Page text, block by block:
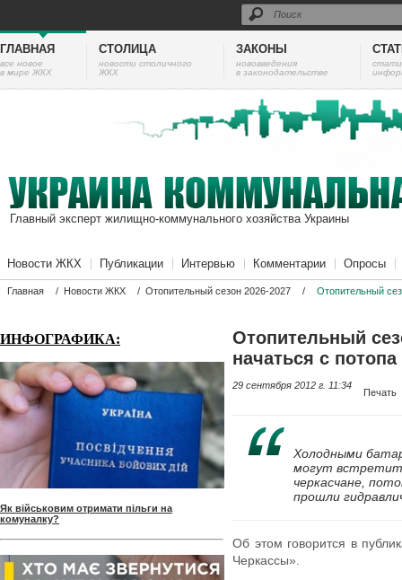
ГЛАВНАЯ
все новое
в мире ЖКХ
СТОЛИЦА
новости столичного
ЖКХ
ЗАКОНЫ
нововведения
в законодательстве
Главный эксперт жилищно-коммунального хозяйства Украины
Новости ЖКХ Публикации Интервью Комментарии Опросы
Главная / Новости ЖКХ / Отопительный сезон 2026-2027 / Отопительный
ИНФОГРАФИКА:
Як військовим отримати пільги на
комуналку?
Отопительный
начаться с потопа
29 сентября 2012 г. 11:34
Печать
Холодными
могут
черкасчане,
прошли
Об этом говорится в
Черкассы».